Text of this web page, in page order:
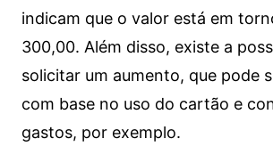
indicam que o valor está em
300,00. Além disso, existe a
solicitar um aumento, que pode
com base no uso do cartão e
gastos, por exemplo.